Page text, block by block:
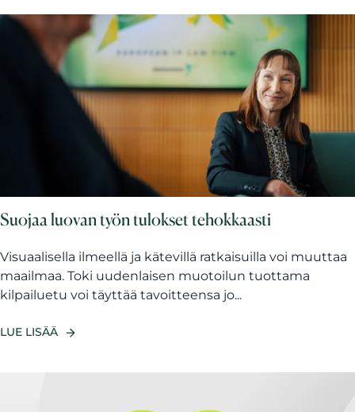
Suojaa luovan työn tulokset tehokkaasti
Visuaalisella ilmeellä ja kätevillä ratkaisuilla voi muuttaa
maailmaa. Toki uudenlaisen muotoilun tuottama
kilpailuetu voi täyttää tavoitteensa jo...
LUE LISÄÄ